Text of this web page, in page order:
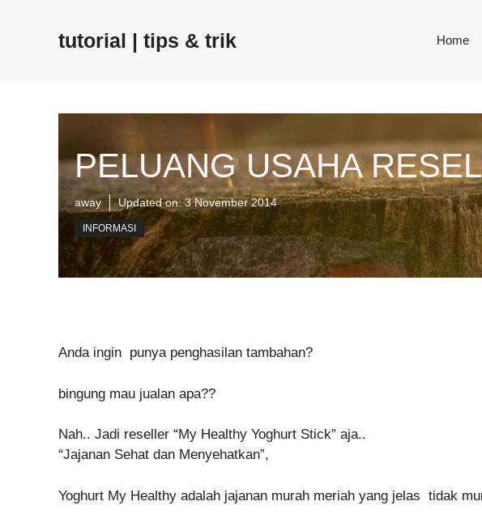
tutorial | tips & trik Home
PELUANG USAHA
away Updated on:3 November 2014
INFORMASI
Anda ingin punya penghasilan tambahan?
bingung mau jualan apa??
Nah.. Jadi reseller “My Healthy Yoghurt Stick” aja..
“Jajanan Sehat dan Menyehatkan”,
Yoghurt My Healthy adalah jajanan murah meriah yang jelas tidak